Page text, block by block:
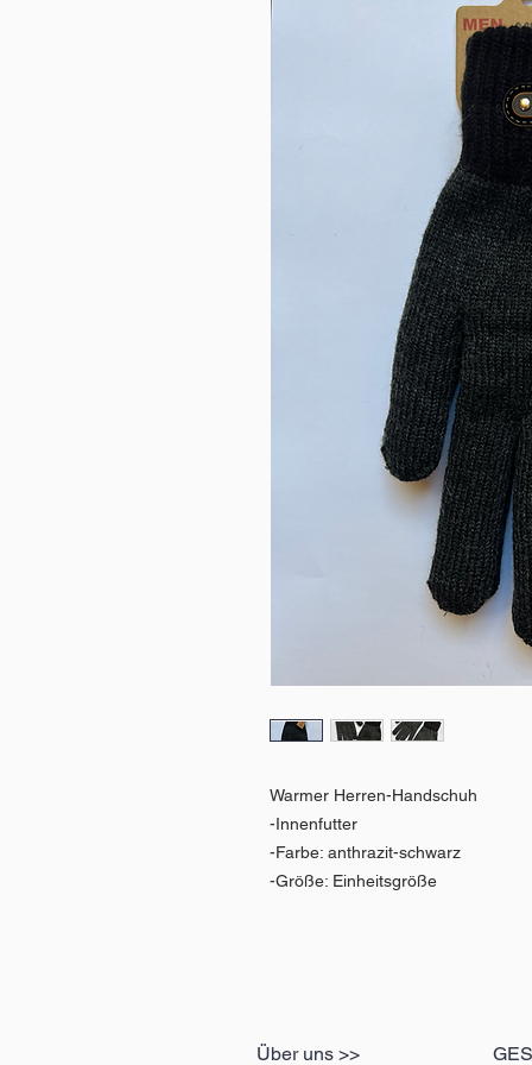
Warmer Herren-Handschuh
-Innenfutter
-Farbe: anthrazit-schwarz
-Größe: Einheitsgröße
Über uns >>